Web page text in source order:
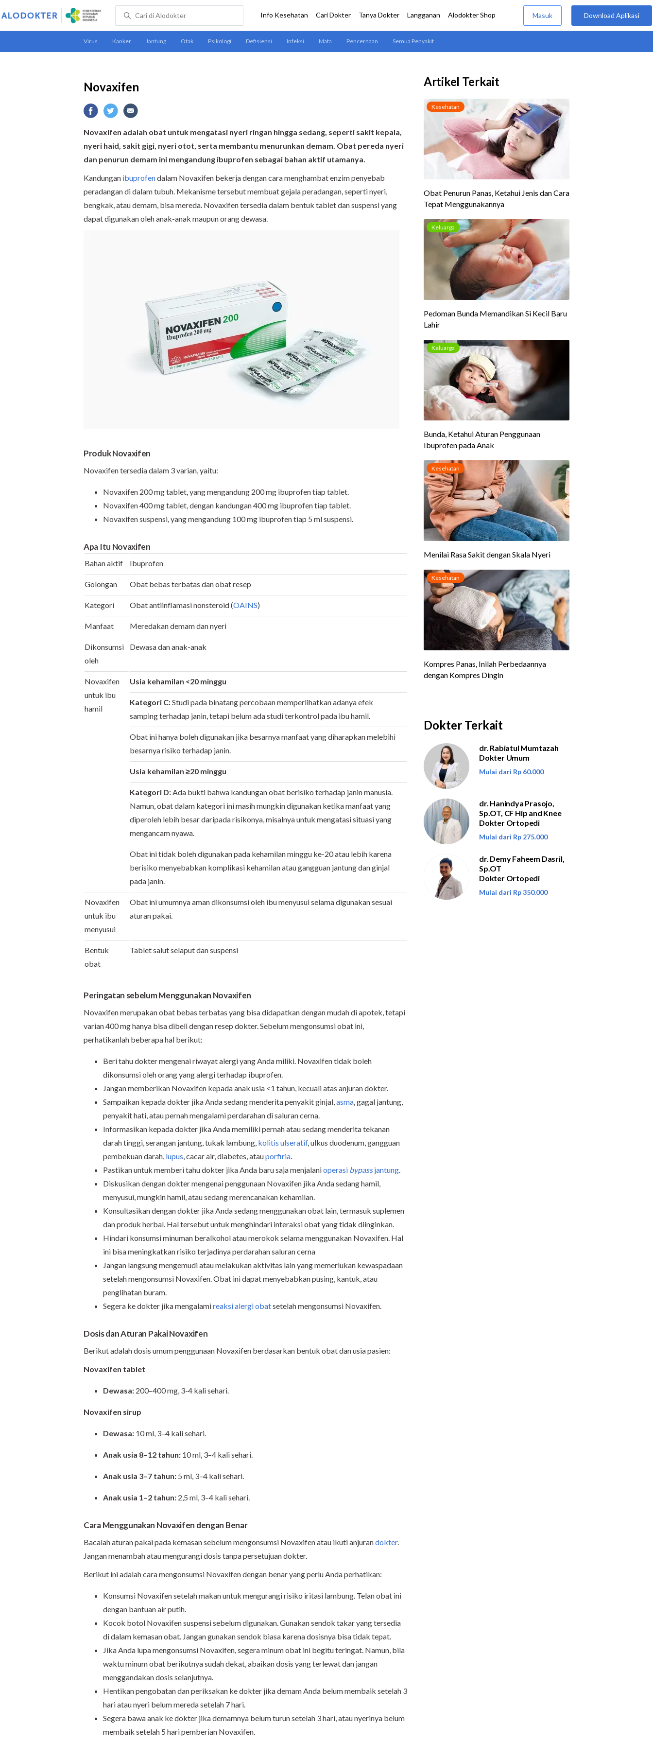
Novaxifen
Novaxifen adalah obat untuk mengatasi nyeri ringan hingga sedang, seperti sakit kepala,
nyeri haid, sakit gigi, nyeri otot, serta membantu menurunkan demam. Obat pereda nyeri
dan penurun demam ini mengandung ibuprofen sebagai bahan aktif utamanya.
Kandungan ibuprofendalam Novaxifen bekerja dengan cara menghambat enzim penyebab
peradangan di dalam tubuh. Mekanisme tersebut membuat gejala peradangan, seperti nyeri,
bengkak, atau demam, bisa mereda. Novaxifen tersedia dalam bentuk tablet dan suspensi yang
dapat digunakan oleh anak-anak maupun orang dewasa.
Produk Novaxifen
Novaxifen tersedia dalam 3 varian, yaitu:
Novaxifen 200 mg tablet, yang mengandung 200 mg ibuprofen tiap tablet.
Novaxifen 400 mg tablet, dengan kandungan 400 mg ibuprofen tiap tablet.
Novaxifen suspensi, yang mengandung 100 mg ibuprofen tiap 5 ml suspensi.
Apa Itu Novaxifen
Bahan aktif Ibuprofen
Golongan Obat bebas terbatas dan obat resep
Kategori Obat antiinflamasi nonsteroid (OAINS)
Manfaat Meredakan demam dan nyeri
Dikonsumsi
oleh
Dewasa dan anak-anak
Novaxifen
untuk ibu
hamil
Usia kehamilan <20 minggu
Kategori C:Studi pada binatang percobaan memperlihatkan adanya efek
samping terhadap janin, tetapi belum ada studi terkontrol pada ibu hamil.
Obat ini hanya boleh digunakan jika besarnya manfaat yang diharapkan melebihi
besarnya risiko terhadap janin.
Usia kehamilan ≥20 minggu
Kategori D:Ada bukti bahwa kandungan obat berisiko terhadap janin manusia.
Namun, obat dalam kategori ini masih mungkin digunakan ketika manfaat yang
diperoleh lebih besar daripada risikonya, misalnya untuk mengatasi situasi yang
mengancam nyawa.
Obat ini tidak boleh digunakan pada kehamilan minggu ke-20 atau lebih karena
berisiko menyebabkan komplikasi kehamilan atau gangguan jantung dan ginjal
pada janin.
Novaxifen
untuk ibu
menyusui
Obat ini umumnya aman dikonsumsi oleh ibu menyusui selama digunakan sesuai
aturan pakai.
Bentuk
obat
Tablet salut selaput dan suspensi
Peringatan sebelum Menggunakan Novaxifen
Novaxifen merupakan obat bebas terbatas yang bisa didapatkan dengan mudah di apotek, tetapi
varian 400 mg hanya bisa dibeli dengan resep dokter. Sebelum mengonsumsi obat ini,
perhatikanlah beberapa hal berikut:
Beri tahu dokter mengenai riwayat alergi yang Anda miliki. Novaxifen tidak boleh
dikonsumsi oleh orang yang alergi terhadap ibuprofen.
Jangan memberikan Novaxifen kepada anak usia <1 tahun, kecuali atas anjuran dokter.
Sampaikan kepada dokter jika Anda sedang menderita penyakit ginjal,asma, gagal jantung,
penyakit hati, atau pernah mengalami perdarahan di saluran cerna.
Informasikan kepada dokter jika Anda memiliki pernah atau sedang menderita tekanan
darah tinggi, serangan jantung, tukak lambung, kolitis ulseratif, ulkus duodenum, gangguan
pembekuan darah, lupus, cacar air, diabetes, atauporfiria.
Pastikan untuk memberi tahu dokter jika Anda baru saja menjalanioperasi bypassjantung.
Diskusikan dengan dokter mengenai penggunaan Novaxifen jika Anda sedang hamil,
menyusui, mungkin hamil, atau sedang merencanakan kehamilan.
Konsultasikan dengan dokter jika Anda sedang menggunakan obat lain, termasuk suplemen
dan produk herbal. Hal tersebut untuk menghindari interaksi obat yang tidak diinginkan.
Hindari konsumsi minuman beralkohol atau merokok selama menggunakan Novaxifen. Hal
ini bisa meningkatkan risiko terjadinya perdarahan saluran cerna
Jangan langsung mengemudi atau melakukan aktivitas lain yang memerlukan kewaspadaan
setelah mengonsumsi Novaxifen. Obat ini dapat menyebabkan pusing, kantuk, atau
penglihatan buram.
Segera ke dokter jika mengalamireaksi alergi obatsetelah mengonsumsi Novaxifen.
Dosis dan Aturan Pakai Novaxifen
Berikut adalah dosis umum penggunaan Novaxifen berdasarkan bentuk obat dan usia pasien:
Novaxifen tablet
Dewasa: 200–400 mg, 3-4 kali sehari.
Novaxifen sirup
Dewasa: 10 ml, 3–4 kali sehari.
Anak usia 8–12 tahun: 10 ml, 3–4 kali sehari.
Anak usia 3–7 tahun: 5 ml, 3–4 kali sehari.
Anak usia 1–2 tahun: 2,5 ml, 3–4 kali sehari.
Cara Menggunakan Novaxifen dengan Benar
Bacalah aturan pakai pada kemasan sebelum mengonsumsi Novaxifen atau ikuti anjurandokter.
Jangan menambah atau mengurangi dosis tanpa persetujuan dokter.
Berikut ini adalah cara mengonsumsi Novaxifen dengan benar yang perlu Anda perhatikan:
Konsumsi Novaxifen setelah makan untuk mengurangi risiko iritasi lambung. Telan obat ini
dengan bantuan air putih.
Kocok botol Novaxifen suspensi sebelum digunakan. Gunakan sendok takar yang tersedia
di dalam kemasan obat. Jangan gunakan sendok biasa karena dosisnya bisa tidak tepat.
Jika Anda lupa mengonsumsi Novaxifen, segera minum obat ini begitu teringat. Namun, bila
waktu minum obat berikutnya sudah dekat, abaikan dosis yang terlewat dan jangan
menggandakan dosis selanjutnya.
Hentikan pengobatan dan periksakan ke dokter jika demam Anda belum membaik setelah 3
hari atau nyeri belum mereda setelah 7 hari.
Segera bawa anak ke dokter jika demamnya belum turun setelah 3 hari, atau nyerinya belum
membaik setelah 5 hari pemberian Novaxifen.
Artikel Terkait
Dokter Terkait